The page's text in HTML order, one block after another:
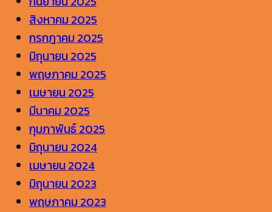
สิงหาคม 2025
กรกฎาคม 2025
มิถุนายน 2025
พฤษภาคม 2025
เมษายน 2025
มีนาคม 2025
กุมภาพันธ์ 2025
มิถุนายน 2024
เมษายน 2024
มิถุนายน 2023
พฤษภาคม 2023